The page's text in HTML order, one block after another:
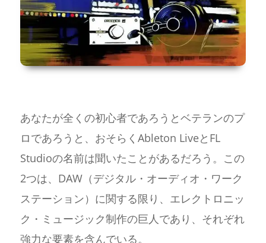
あなたが全くの初心者であろうとベテランのプ
ロであろうと、おそらくAbleton LiveとFL
Studioの名前は聞いたことがあるだろう。この
2つは、DAW（デジタル・オーディオ・ワーク
ステーション）に関する限り、エレクトロニッ
ク・ミュージック制作の巨人であり、それぞれ
強力な要素を含んでいる。